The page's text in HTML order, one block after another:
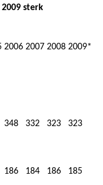
sterk
2006 2007 2008 2009*
348 332 323 323
186 184 186 185